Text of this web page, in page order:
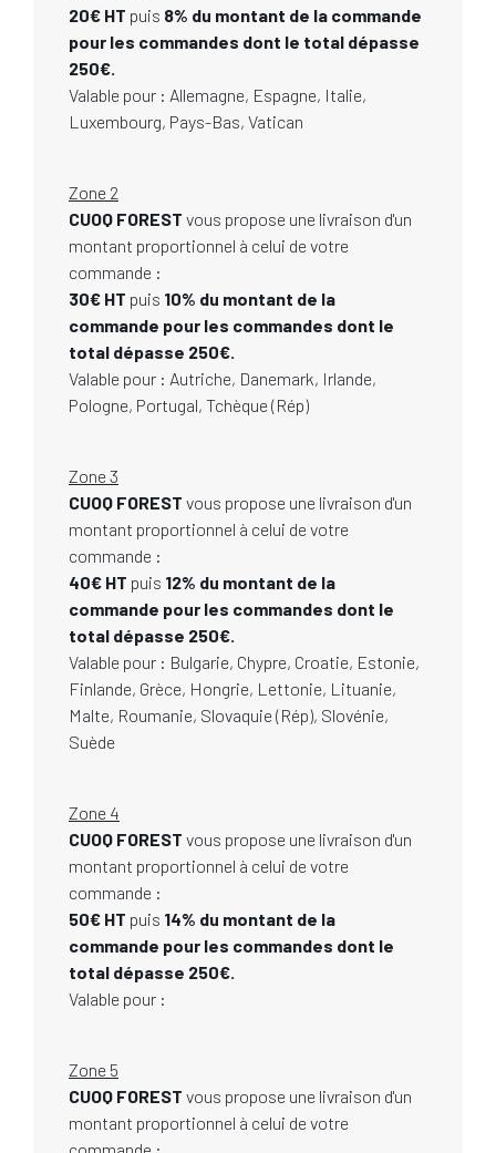
20€ HT puis 8% du montant de la commande
pour les commandes dont le total dépasse
250€.
Valable pour : Allemagne, Espagne, Italie,
Luxembourg, Pays-Bas, Vatican
Zone 2
CUOQ FOREST vous propose une livraison d'un
montant proportionnel à celui de votre
commande :
30€ HT puis 10% du montant de la
commande pour les commandes dont le
total dépasse 250€.
Valable pour : Autriche, Danemark, Irlande,
Pologne, Portugal, Tchèque (Rép)
Zone 3
CUOQ FOREST vous propose une livraison d'un
montant proportionnel à celui de votre
commande :
40€ HT puis 12% du montant de la
commande pour les commandes dont le
total dépasse 250€.
Valable pour : Bulgarie, Chypre, Croatie, Estonie,
Finlande, Grèce, Hongrie, Lettonie, Lituanie,
Malte, Roumanie, Slovaquie (Rép), Slovénie,
Suède
Zone 4
CUOQ FOREST vous propose une livraison d'un
montant proportionnel à celui de votre
commande :
50€ HT puis 14% du montant de la
commande pour les commandes dont le
total dépasse 250€.
Valable pour :
Zone 5
CUOQ FOREST vous propose une livraison d'un
montant proportionnel à celui de votre